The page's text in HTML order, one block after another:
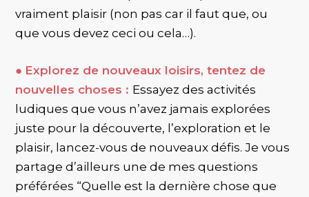
vraiment plaisir (non pas car il faut que, ou
que vous devez ceci ou cela…).
● Explorez de nouveaux loisirs, tentez de
nouvelles choses : Essayez des activités
ludiques que vous n’avez jamais explorées
juste pour la découverte, l’exploration et le
plaisir, lancez-vous de nouveaux défis. Je vous
partage d’ailleurs une de mes questions
préférées “Quelle est la dernière chose que